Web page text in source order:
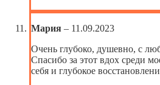
Мария – 11.09.2023
Очень глубоко, душевно, с
Спасибо за этот вдох среди
себя и глубокое